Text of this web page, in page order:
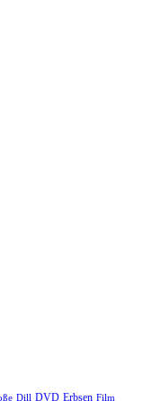
Dill DVD Erbsen Film